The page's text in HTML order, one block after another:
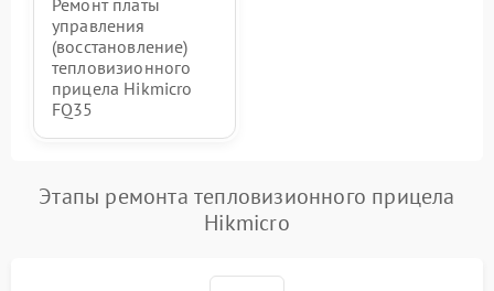
управления
(восстановление)
тепловизионного
прицела Hikmicro
FQ35
Этапы ремонта тепловизионного прицела
Hikmicro